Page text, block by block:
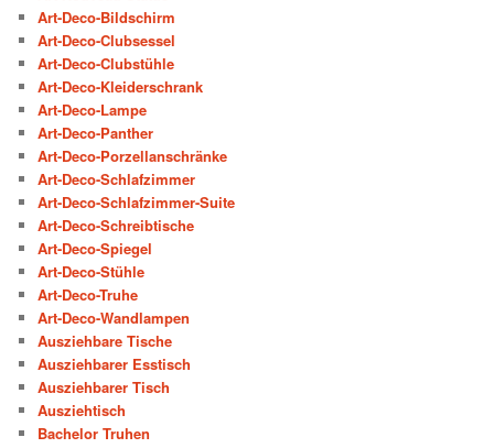
Art-Deco-Bildschirm
Art-Deco-Clubsessel
Art-Deco-Clubstühle
Art-Deco-Kleiderschrank
Art-Deco-Lampe
Art-Deco-Panther
Art-Deco-Porzellanschränke
Art-Deco-Schlafzimmer
Art-Deco-Schlafzimmer-Suite
Art-Deco-Schreibtische
Art-Deco-Spiegel
Art-Deco-Stühle
Art-Deco-Truhe
Art-Deco-Wandlampen
Ausziehbare Tische
Ausziehbarer Esstisch
Ausziehbarer Tisch
Ausziehtisch
Bachelor Truhen